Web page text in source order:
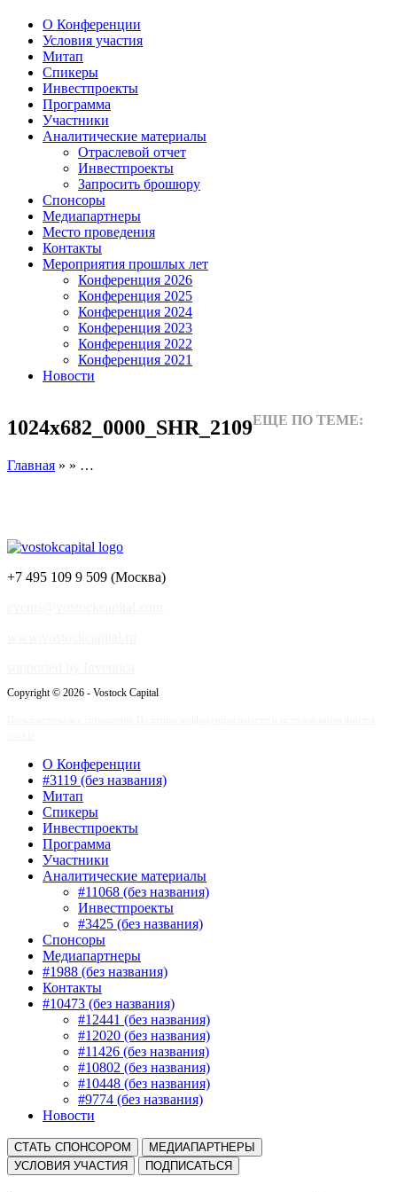
О Конференции
Условия участия
Митап
Спикеры
Инвестпроекты
Программа
Участники
Аналитические материалы
Отраслевой отчет
Инвестпроекты
Запросить брошюру
Спонсоры
Медиапартнеры
Место проведения
Контакты
Мероприятия прошлых лет
Конференция 2026
Конференция 2025
Конференция 2024
Конференция 2023
Конференция 2022
Конференция 2021
Новости
1024х682_0000_SHR_2109
Главная » » …
ЕЩЕ ПО ТЕМЕ:
+7 495 109 9 509 (Москва)
Copyright © 2026 - Vostock Capital
О Конференции
#3119 (без названия)
Митап
Спикеры
Инвестпроекты
Программа
Участники
Аналитические материалы
#11068 (без названия)
Инвестпроекты
#3425 (без названия)
Спонсоры
Медиапартнеры
#1988 (без названия)
Контакты
#10473 (без названия)
#12441 (без названия)
#12020 (без названия)
#11426 (без названия)
#10802 (без названия)
#10448 (без названия)
#9774 (без названия)
Новости
СТАТЬ СПОНСОРОМ
МЕДИАПАРТНЕРЫ
УСЛОВИЯ УЧАСТИЯ
ПОДПИСАТЬСЯ